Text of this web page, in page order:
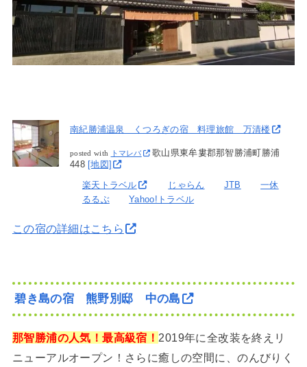
南紀勝浦温泉 くつろぎの宿 料理旅館 万清楼
posted with トマレバ
歌山県東牟婁郡那智勝浦町勝浦
448 [地図]
楽天トラベル じゃらん JTB
一休
るるぶ
Yahoo!トラベル
この宿の詳細はこちら
碧き島の宿 熊野別邸 中の島
那智勝浦の人気！最高級宿！ 2019年に全改装を終えリ
ニューアルオープン！さらに癒しの空間に、のんびりく